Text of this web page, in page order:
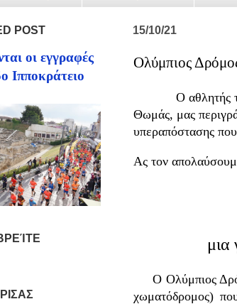
15/10/21
Ολύμπιος
Ο αθλητής του
Θωμάς, μας
υπεραπόστασης
Ας τον
μια
Ο Ολύμπιος
χωματόδρομος)
POST
οι εγγραφές
Ιπποκράτειο